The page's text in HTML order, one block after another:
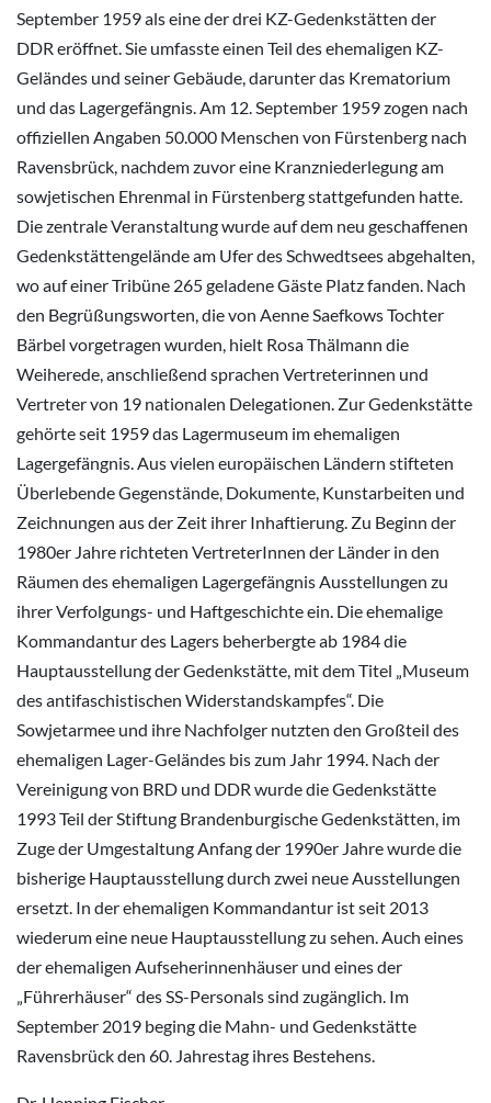
September 1959 als eine der drei KZ-Gedenkstätten der
DDR eröffnet. Sie umfasste einen Teil des ehemaligen KZ-
Geländes und seiner Gebäude, darunter das Krematorium
und das Lagergefängnis. Am 12. September 1959 zogen nach
offiziellen Angaben 50.000 Menschen von Fürstenberg nach
Ravensbrück, nachdem zuvor eine Kranzniederlegung am
sowjetischen Ehrenmal in Fürstenberg stattgefunden hatte.
Die zentrale Veranstaltung wurde auf dem neu geschaffenen
Gedenkstättengelände am Ufer des Schwedtsees abgehalten,
wo auf einer Tribüne 265 geladene Gäste Platz fanden. Nach
den Begrüßungsworten, die von Aenne Saefkows Tochter
Bärbel vorgetragen wurden, hielt Rosa Thälmann die
Weiherede, anschließend sprachen Vertreterinnen und
Vertreter von 19 nationalen Delegationen. Zur Gedenkstätte
gehörte seit 1959 das Lagermuseum im ehemaligen
Lagergefängnis. Aus vielen europäischen Ländern stifteten
Überlebende Gegenstände, Dokumente, Kunstarbeiten und
Zeichnungen aus der Zeit ihrer Inhaftierung. Zu Beginn der
1980er Jahre richteten VertreterInnen der Länder in den
Räumen des ehemaligen Lagergefängnis Ausstellungen zu
ihrer Verfolgungs- und Haftgeschichte ein. Die ehemalige
Kommandantur des Lagers beherbergte ab 1984 die
Hauptausstellung der Gedenkstätte, mit dem Titel „Museum
des antifaschistischen Widerstandskampfes“. Die
Sowjetarmee und ihre Nachfolger nutzten den Großteil des
ehemaligen Lager-Geländes bis zum Jahr 1994. Nach der
Vereinigung von BRD und DDR wurde die Gedenkstätte
1993 Teil der Stiftung Brandenburgische Gedenkstätten, im
Zuge der Umgestaltung Anfang der 1990er Jahre wurde die
bisherige Hauptausstellung durch zwei neue Ausstellungen
ersetzt. In der ehemaligen Kommandantur ist seit 2013
wiederum eine neue Hauptausstellung zu sehen. Auch eines
der ehemaligen Aufseherinnenhäuser und eines der
„Führerhäuser“ des SS-Personals sind zugänglich. Im
September 2019 beging die Mahn- und Gedenkstätte
Ravensbrück den 60. Jahrestag ihres Bestehens.